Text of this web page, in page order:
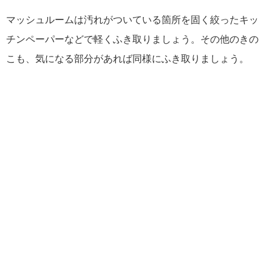
マッシュルームは汚れがついている箇所を固く絞ったキッ
チンペーパーなどで軽くふき取りましょう。その他のきの
こも、気になる部分があれば同様にふき取りましょう。